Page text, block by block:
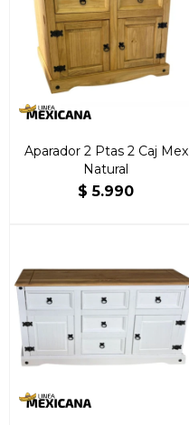
Aparador 2 Ptas 2 Caj Mex
Natural
$ 5.990